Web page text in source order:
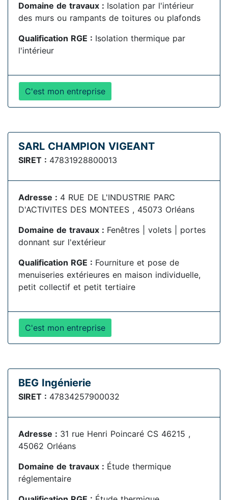
Domaine de travaux : Isolation par l'intérieur
des murs ou rampants de toitures ou plafonds
Qualification RGE : Isolation thermique par
l'intérieur
C'est mon entreprise
SARL CHAMPION VIGEANT
SIRET : 47831928800013
Adresse : 4 RUE DE L'INDUSTRIE PARC
D'ACTIVITES DES MONTEES , 45073 Orléans
Domaine de travaux : Fenêtres | volets | portes
donnant sur l'extérieur
Qualification RGE : Fourniture et pose de
menuiseries extérieures en maison individuelle,
petit collectif et petit tertiaire
C'est mon entreprise
BEG Ingénierie
SIRET : 47834257900032
Adresse : 31 rue Henri Poincaré CS 46215 ,
45062 Orléans
Domaine de travaux : Étude thermique
réglementaire